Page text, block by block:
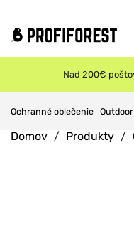
Nad 200€
Ochranné oblečenie Outdoor
Domov Produkty